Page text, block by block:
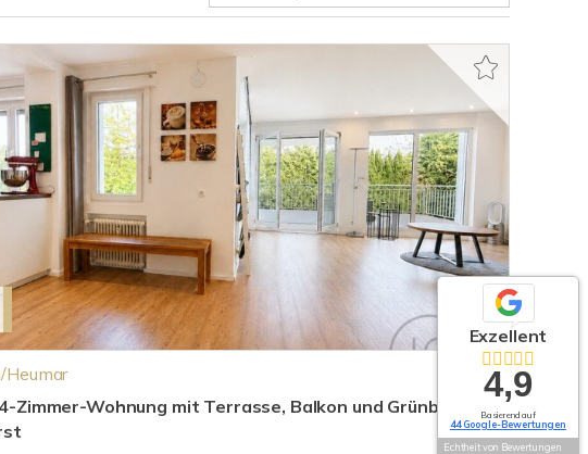
Heumar
Zimmer-Wohnung mit Terrasse, Balkon und Grünblick
Exzellent
4,9
Basierend auf
44 Google-Bewertungen
Echtheit von Bewertungen